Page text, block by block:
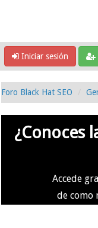
Iniciar sesión
Foro Black Hat SEO
¿Conoces
Accede
de como